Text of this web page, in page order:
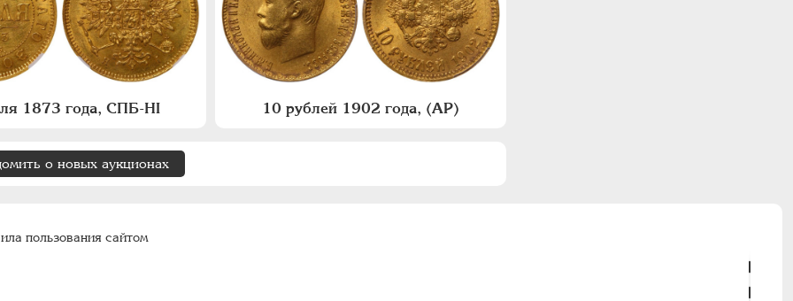
1873 года, СПБ-НI 10 рублей 1902 года, (АР)
о новых аукционах
пользования сайтом